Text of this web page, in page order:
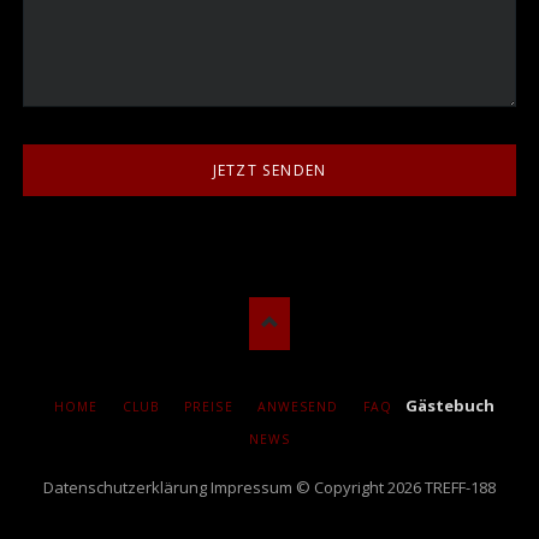
JETZT SENDEN
NAVIGATION
HOME CLUB PREISE ANWESEND FAQ Gästebuch
NEWS
Datenschutzerklärung Impressum © Copyright 2026 TREFF-188